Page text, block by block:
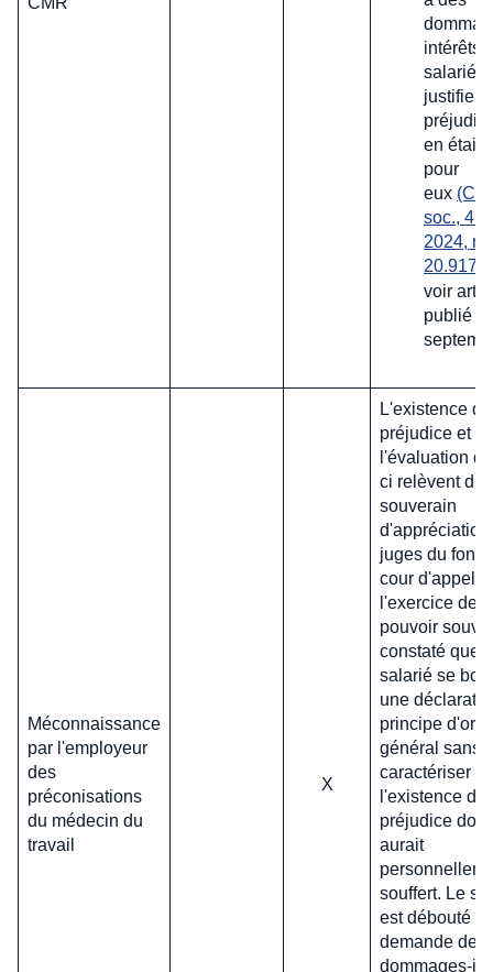
intérêts
salariés
justifient
en était
pour
eux
soc., 4
2024,
20.917 )
voir
publié le
Méconnaissance
par l'employeur
des
préconisations
du médecin du
travail
X
L'existence
préjudice et
l'évaluation
ci relèvent du
souverain
d'appréciation
juges du
cour d'appel,
l'exercice de
pouvoir
constaté que
salarié se
une
principe
général sans
caractériser
l'existence
préjudice
aurait
souffert. Le
est débouté
demande de
dommages-